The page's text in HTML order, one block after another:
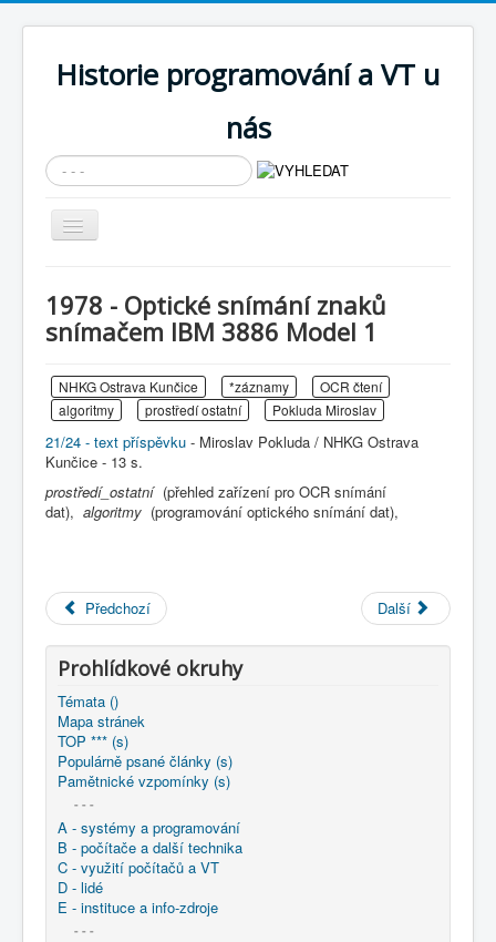
Historie programování a VT u
nás
Vyhledávání...
Přepnout
navigaci
Cíle expozice
Současnost SW a IT
Historické počítače
COBOL
Úvod
M - virtuální sbírka TM v Brně
větší souhrnné komplety
Programování/Tsw Ostrava
1978 - Programování Havířov
1978 - Optické snímání znaků snímačem IBM 3886
Model 1
1978 - Optické snímání znaků
snímačem IBM 3886 Model 1
NHKG Ostrava Kunčice *záznamy
OCR čtení
algoritmy
prostředí ostatní Pokluda Miroslav
21/24 - text příspěvku - Miroslav Pokluda / NHKG Ostrava
Kunčice - 13 s.
prostředí_ostatní (přehled zařízení pro OCR snímání
dat), algoritmy (programování optického snímání dat),
Předchozí Další
Prohlídkové okruhy
Témata ()
Mapa stránek
TOP *** (s)
Populárně psané články (s)
Pamětnické vzpomínky (s)
- - -
A - systémy a programování
B - počítače a další technika
C - využití počítačů a VT
D - lidé
E - instituce a info-zdroje
- - -